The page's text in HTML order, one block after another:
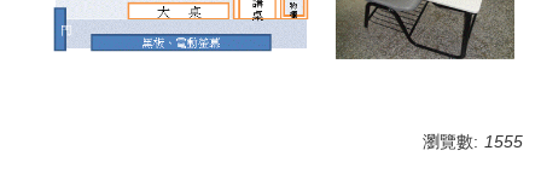
瀏覽數: 1555